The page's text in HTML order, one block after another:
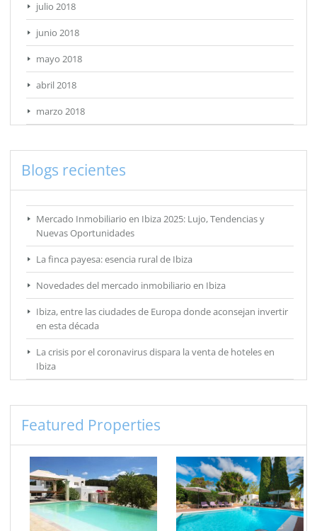
julio 2018
junio 2018
mayo 2018
abril 2018
marzo 2018
Blogs recientes
Mercado Inmobiliario en Ibiza 2025: Lujo, Tendencias y
Nuevas Oportunidades
La finca payesa: esencia rural de Ibiza
Novedades del mercado inmobiliario en Ibiza
Ibiza, entre las ciudades de Europa donde aconsejan invertir
en esta década
La crisis por el coronavirus dispara la venta de hoteles en
Ibiza
Featured Properties